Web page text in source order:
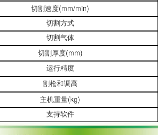
切割速度(mm/min)
切割方式
切割气体
切割厚度(mm)
运行精度
割枪和调高
主机重量(kg)
支持软件